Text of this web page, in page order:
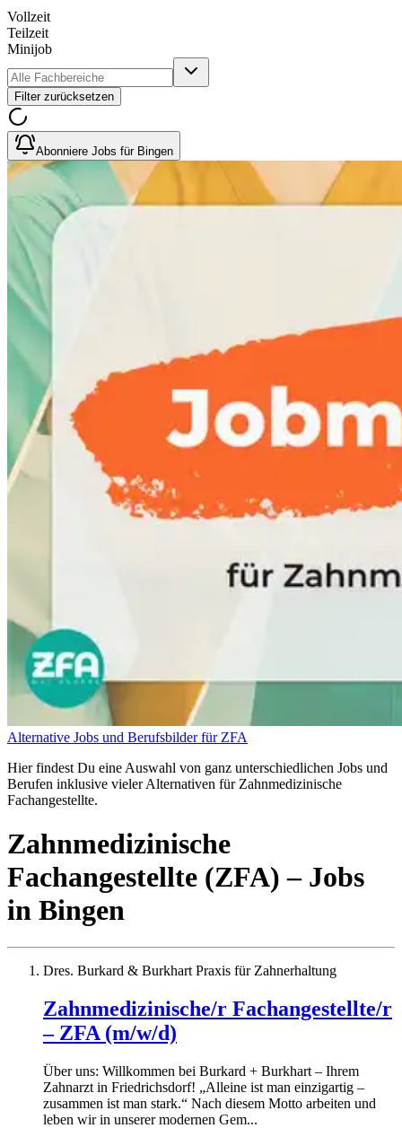
Vollzeit
Teilzeit
Minijob
Filter zurücksetzen
Abonniere Jobs für Bingen
Alternative Jobs und Berufsbilder für ZFA
Hier findest Du eine Auswahl von ganz unterschiedlichen Jobs und
Berufen inklusive vieler Alternativen für Zahnmedizinische
Fachangestellte.
Zahnmedizinische
Fachangestellte (ZFA) – Jobs
in Bingen
Dres. Burkard & Burkhart Praxis für Zahnerhaltung
Zahnmedizinische/r Fachangestellte/r
– ZFA (m/w/d)
Über uns: Willkommen bei Burkard + Burkhart – Ihrem
Zahnarzt in Friedrichsdorf! „Alleine ist man einzigartig –
zusammen ist man stark.“ Nach diesem Motto arbeiten und
leben wir in unserer modernen Gem...